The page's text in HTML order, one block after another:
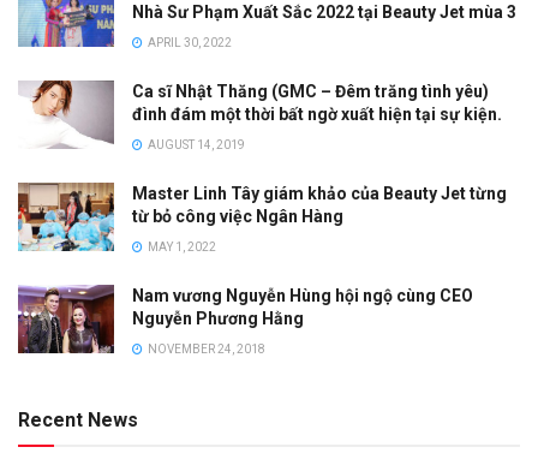
Nhà Sư Phạm Xuất Sắc 2022 tại Beauty Jet mùa 3
APRIL 30, 2022
Ca sĩ Nhật Thăng (GMC – Đêm trăng tình yêu)
đình đám một thời bất ngờ xuất hiện tại sự kiện.
AUGUST 14, 2019
Master Linh Tây giám khảo của Beauty Jet từng
từ bỏ công việc Ngân Hàng
MAY 1, 2022
Nam vương Nguyễn Hùng hội ngộ cùng CEO
Nguyễn Phương Hằng
NOVEMBER 24, 2018
Recent News